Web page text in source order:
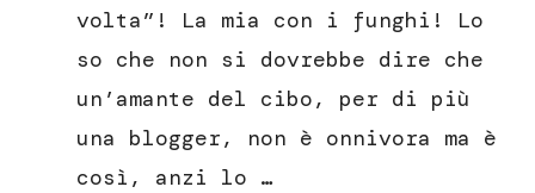
formaggio
volta”! La mia con i funghi! Lo
so che non si dovrebbe dire che
un’amante del cibo, per di più
una blogger, non è onnivora ma è
così, anzi lo …